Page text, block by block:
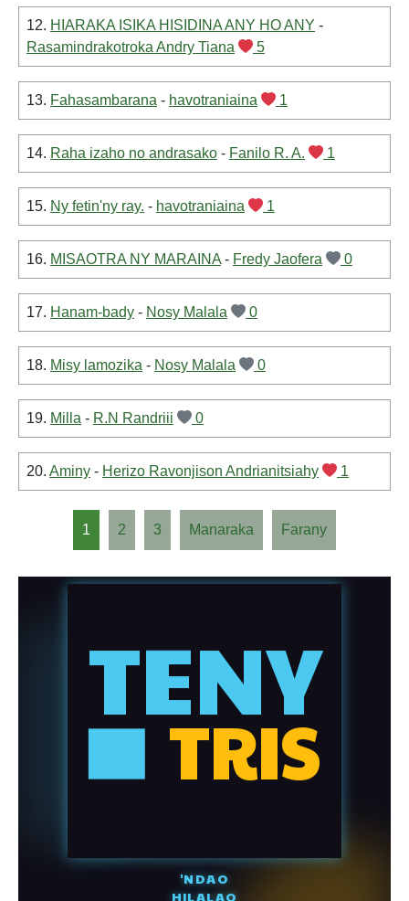
12. HIARAKA ISIKA HISIDINA ANY HO ANY -
Rasamindrakotroka Andry Tiana
5
13. Fahasambarana - havotraniaina 1
14. Raha izaho no andrasako - Fanilo R. A. 1
15. Ny fetin'ny ray. - havotraniaina 1
16. MISAOTRA NY MARAINA - Fredy Jaofera 0
17. Hanam-bady - Nosy Malala 0
18. Misy lamozika - Nosy Malala 0
19. Milla - R.N Randriii 0
20. Aminy - Herizo Ravonjison Andrianitsiahy 1
1 2 3 Manaraka Farany